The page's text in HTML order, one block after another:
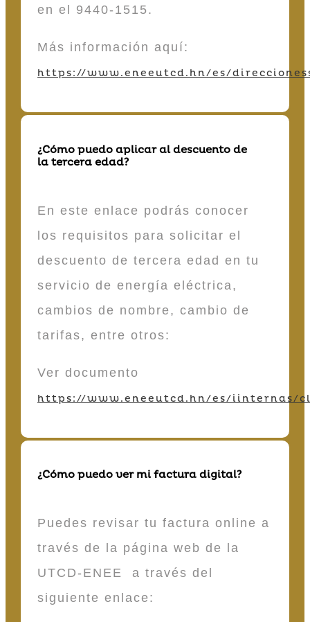
en el 9440-1515.
Más información aquí:
https://www.eneeutcd.hn/es/
¿Cómo puedo aplicar al descuento de
la tercera edad?
En este enlace podrás conocer
los requisitos para solicitar el
descuento de tercera edad en tu
servicio de energía eléctrica,
cambios de nombre, cambio de
tarifas, entre otros:
Ver documento
https://www.eneeutcd.hn/es/iinternas/
¿Cómo puedo ver mi factura digital?
Puedes revisar tu factura online a
través de la página web de la
UTCD-ENEE a través del
siguiente enlace: